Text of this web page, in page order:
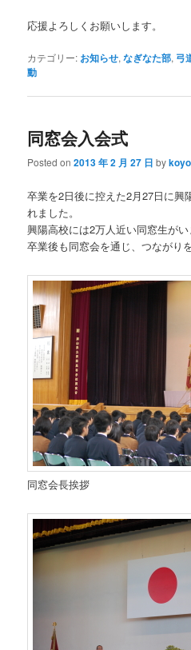
応援よろしくお願いします。
カテゴリー: お知らせ,なぎなた部, 弓
動
同窓会入会式
Posted on2013 年 2 月 27 日 by
卒業を2日後に控えた2月27日に興
れました。
興陽高校には2万人近い同窓生がい
卒業後も同窓会を通じ、つながり
同窓会長挨拶